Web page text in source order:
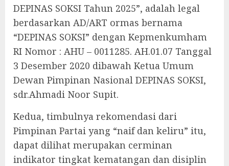
DEPINAS SOKSI Tahun 2025”, adalah legal
berdasarkan AD/ART ormas bernama
“DEPINAS SOKSI” dengan Kepmenkumham
RI Nomor : AHU – 0011285. AH.01.07 Tanggal
3 Desember 2020 dibawah Ketua Umum
Dewan Pimpinan Nasional DEPINAS SOKSI,
sdr.Ahmadi Noor Supit.
Kedua, timbulnya rekomendasi dari
Pimpinan Partai yang “naif dan keliru” itu,
dapat dilihat merupakan cerminan
indikator tingkat kematangan dan disiplin